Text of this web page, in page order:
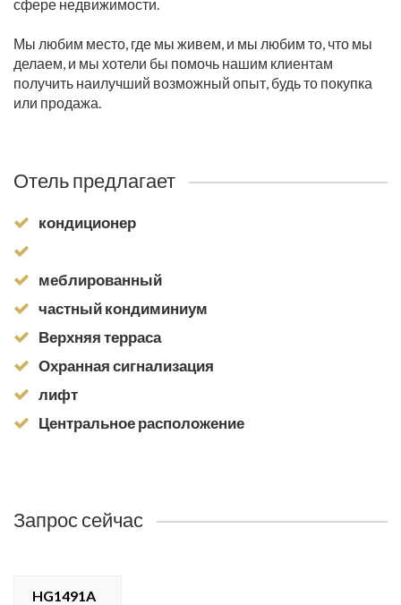
сфере недвижимости.
Мы любим место, где мы живем, и мы любим то, что мы
делаем, и мы хотели бы помочь нашим клиентам
получить наилучший возможный опыт, будь то покупка
или продажа.
Отель предлагает
кондиционер
меблированный
частный кондиминиум
Верхняя терраса
Охранная сигнализация
лифт
Центральное расположение
Запрос сейчас
HG1491A